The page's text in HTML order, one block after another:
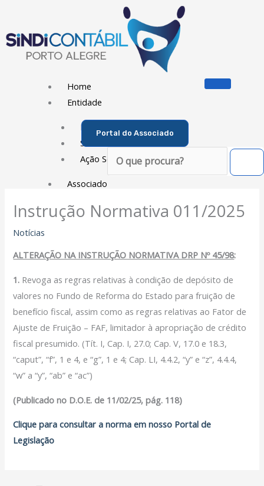
conteúdo
Home
Entidade
Diretoria
Sede Social
Ação Social
Associado
Porque ser um Associado
Dissídios e Convenções de Trabalho
Serviços
Assessoria Juridica
Links
Notícias
Portal do Associado
Pesquisar
Instrução Normativa 011/2025
Notícias
ALTERAÇÃO NA INSTRUÇÃO NORMATIVA DRP Nº 45/98:
1. Revoga as regras relativas à condição de depósito de
valores no Fundo de Reforma do Estado para fruição de
benefício fiscal, assim como as regras relativas ao Fator de
Ajuste de Fruição – FAF, limitador à apropriação de crédito
fiscal presumido. (Tít. I, Cap. I, 27.0; Cap. V, 17.0 e 18.3,
“caput”, “f”, 1 e 4, e “g”, 1 e 4; Cap. LI, 4.4.2, “y” e “z”, 4.4.4,
“w” a “y”, “ab” e “ac”)
(Publicado no D.O.E. de 11/02/25, pág. 118)
Clique para consultar a norma em nosso Portal de
Legislação